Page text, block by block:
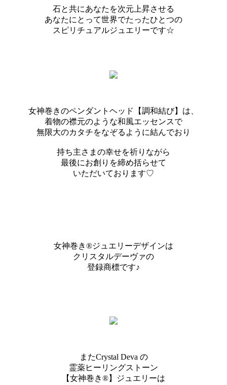
石と共にあなたを次元上昇させる
あなたにとって世界でたったひとつの
スピリチュアルジュエリーです☆
女神巻きのペンダントヘッド【調和結び】は、
着物の襟元のような和風エッセンスで
無限大のカタチをなぞるように結んでおり
持ち主さまの幸せを祈りながら
最後にお創りを締め括らせて
いただいております♡
女神巻き®ジュエリーデザインは
クリスタルデーヴァの
登録商標です♪
またCrystal Deva の
霊薬ヒーリングストーン
【女神巻き®】ジュエリーは